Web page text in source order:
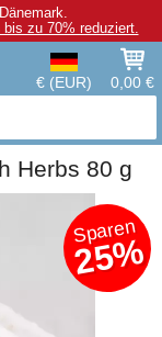
zu 70% reduziert.
€ (EUR) 0,00 €
Herbs 80 g
Sparen
25%